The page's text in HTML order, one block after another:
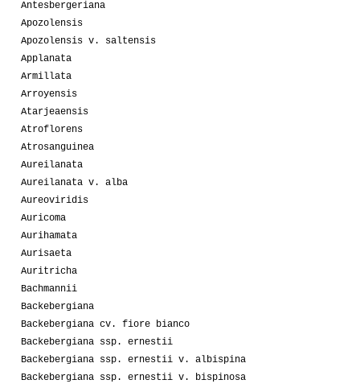
Antesbergeriana
Apozolensis
Apozolensis v. saltensis
Applanata
Armillata
Arroyensis
Atarjeaensis
Atroflorens
Atrosanguinea
Aureilanata
Aureilanata v. alba
Aureoviridis
Auricoma
Aurihamata
Aurisaeta
Auritricha
Bachmannii
Backebergiana
Backebergiana cv. fiore bianco
Backebergiana ssp. ernestii
Backebergiana ssp. ernestii v. albispina
Backebergiana ssp. ernestii v. bispinosa